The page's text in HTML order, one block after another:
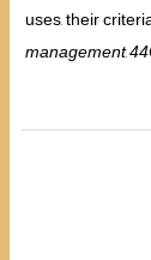
uses, their
management,44